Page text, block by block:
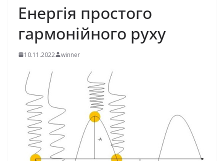
Енергія простого
гармонійного руху
10.11.2022 winner